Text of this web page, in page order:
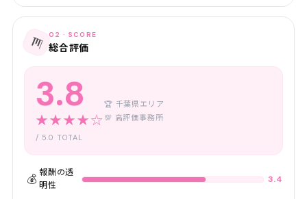
📊 02 · SCORE
総合評価
3.8
★★★★☆
/ 5.0 TOTAL
🏆 千葉県エリア
💯 高評価事務所
💰 報酬の透
明性
3.4